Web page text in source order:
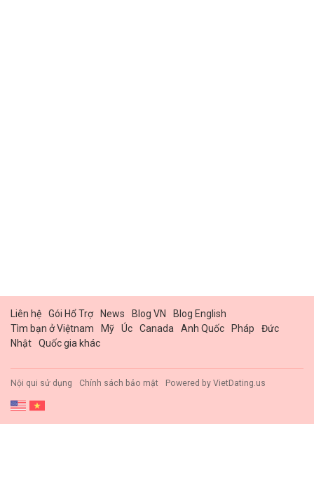
Liên hệ Gói Hổ Trợ News Blog VN
Blog English
Tìm bạn ở Việtnam
Mỹ Úc Canada Anh Quốc Pháp
Đức
Nhật
Quốc gia khác
Nội qui sử dụng Chính sách bảo mật Powered by VietDating.us